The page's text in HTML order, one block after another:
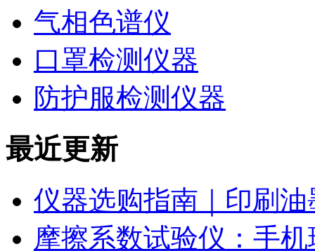
气相色谱仪
口罩检测仪器
防护服检测仪器
最近更新
仪器选购指南｜印刷
摩擦系数试验仪：手